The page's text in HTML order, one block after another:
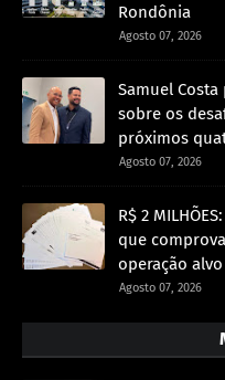
Rondônia
Agosto 07, 2026
Samuel
sobre os
próximos
Agosto 07, 2026
R$ 2
que
operação alvo
Agosto 07, 2026